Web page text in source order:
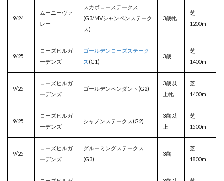
9/24
ムーニーヴァ
レー
スカボローステークス
(G3/MVシャンペンステーク
ス)
3歳牝
芝
1200m
9/25
ローズヒルガ
ーデンズ
ゴールデンローズステーク
ス (G1)
3歳
芝
1400m
9/25
ローズヒルガ
ーデンズ
ゴールデンペンダント(G2)
3歳以
上牝
芝
1400m
9/25
ローズヒルガ
ーデンズ
シャノンステークス(G2)
3歳以
上
芝
1500m
9/25
ローズヒルガ
ーデンズ
グルーミングステークス
(G3)
3歳
芝
1800m